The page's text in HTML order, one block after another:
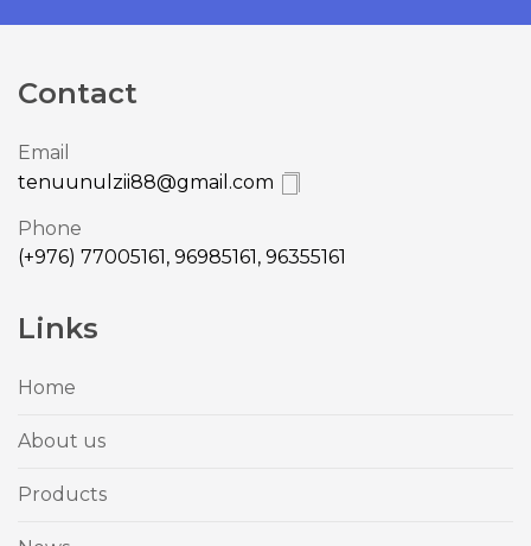
Contact
Email
tenuunulzii88@gmail.com
Phone
(+976) 77005161, 96985161, 96355161
Links
Home
About us
Products